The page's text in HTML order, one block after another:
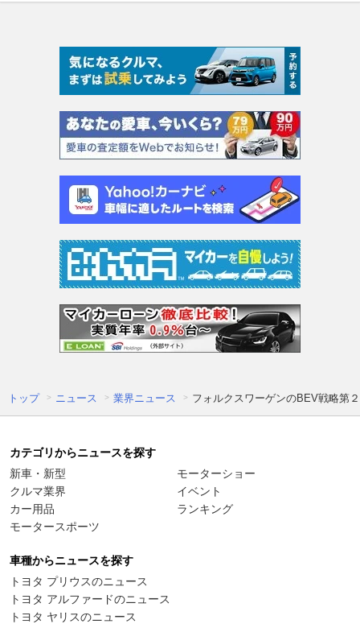
トップ ニュース 業界ニュース フォルクスワーゲンのBEV戦略第
カテゴリからニュースを探す
新車・新型
クルマ業界
カー用品
モータースポーツ
モーターショー
イベント
ランキング
車種からニュースを探す
トヨタ プリウスのニュース
トヨタ アルファードのニュース
トヨタ ヤリスのニュース